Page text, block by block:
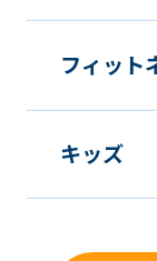
発・実
新商品
個人を
での統
フィット
キッズ